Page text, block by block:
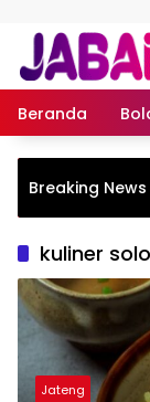
Beranda
Breaking News
kuliner solo
Jateng